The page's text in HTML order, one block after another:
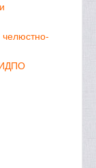
челюстно-
ИДПО